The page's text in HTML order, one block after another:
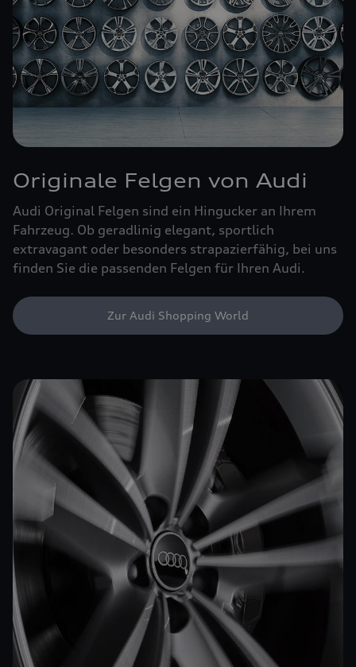
Originale Felgen von Audi
Audi Original Felgen sind ein Hingucker an Ihrem
Fahrzeug. Ob geradlinig elegant, sportlich
extravagant oder besonders strapazierfähig, bei uns
finden Sie die passenden Felgen für Ihren Audi.
Zur Audi Shopping World